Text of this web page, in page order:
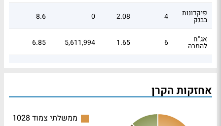
פיקדונות
בבנק 4
2.08
0
8.6
אג"ח
להמרה 6
1.65
5,611,994
6.85
יחידת
השתתפות 2
0.46
149,490
1.93
2
5,040
0.88
אחזקות הקרן
ממשלתי צמוד 1028